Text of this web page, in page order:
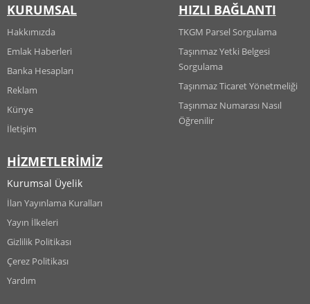
KURUMSAL
Hakkımızda
Emlak Haberleri
Banka Hesapları
Reklam
Künye
İletişim
HİZMETLERİMİZ
Kurumsal Üyelik
İlan Yayınlama Kuralları
Yayın İlkeleri
Gizlilik Politikası
Çerez Politikası
Yardım
HIZLI BAĞLANTI
TKGM Parsel Sorgulama
Taşınmaz Yetki Belgesi
Sorgulama
Taşınmaz Ticaret Yönetmeliği
Taşınmaz Numarası Nasıl
Öğrenilir